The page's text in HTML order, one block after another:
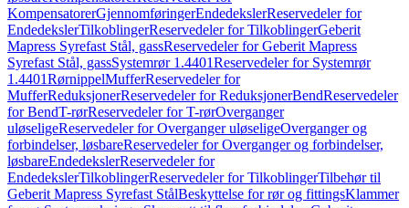
KompensatorerGjennomføringerEndedekslerReservedeler for
EndedekslerTilkoblingerReservedeler for TilkoblingerGeberit
Mapress Syrefast Stål, gassReservedeler for Geberit Mapress
Syrefast Stål, gassSystemrør 1.4401Reservedeler for Systemrør
1.4401RørnippelMufferReservedeler for
MufferReduksjonerReservedeler for ReduksjonerBendReservedeler
for BendT-rørReservedeler for T-rørOverganger
uløseligeReservedeler for Overganger uløseligeOverganger og
forbindelser, løsbareReservedeler for Overganger og forbindelser,
løsbareEndedekslerReservedeler for
EndedekslerTilkoblingerReservedeler for TilkoblingerTilbehør til
Geberit Mapress Syrefast StålBeskyttelse for rør og fittingsKlammer